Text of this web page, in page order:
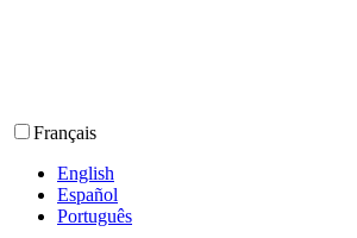
Français
English
Español
Português